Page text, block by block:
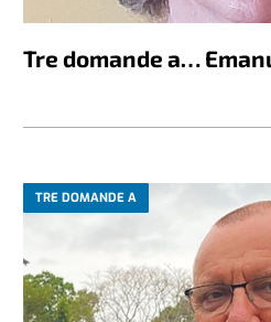
Tre domande a…
TRE DOMANDE A